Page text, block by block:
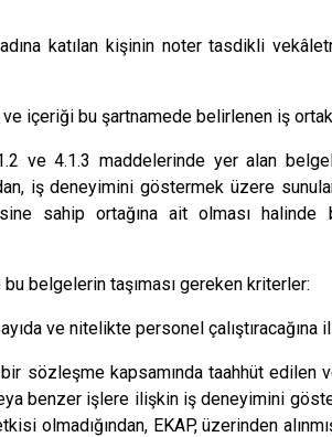
katılan kişinin noter tasdikli
içeriği bu şartnamede belirlenen iş
ve 4.1.3 maddelerinde yer alan
iş deneyimini göstermek üzere
sahip ortağına ait olması
belgelerin taşıması gereken kriterler:
ve nitelikte personel çalıştıracağına
sözleşme kapsamında taahhüt edilen
benzer işlere ilişkin iş deneyimini
olmadığından, EKAP, üzerinden